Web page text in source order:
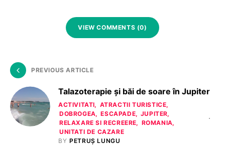
VIEW COMMENTS (0)
PREVIOUS ARTICLE
Talazoterapie și băi de soare în Jupiter
ACTIVITATI
ATRACTII TURISTICE
DOBROGEA
ESCAPADE
JUPITER
RELAXARE SI RECREERE
ROMANIA
UNITATI DE CAZARE
BY PETRUȘ LUNGU